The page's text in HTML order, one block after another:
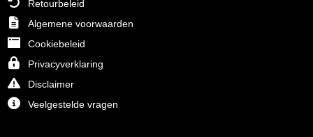
Retourbeleid
Algemene voorwaarden
Cookiebeleid
Privacyverklaring
Disclaimer
Veelgestelde vragen